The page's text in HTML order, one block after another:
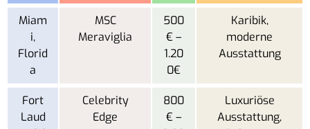
Miam
i,
Florid
a
MSC
Meraviglia
500
€ –
1.20
0€
Karibik,
moderne
Ausstattung
Fort
Laud
Celebrity
Edge
800
€ –
Luxuriöse
Ausstattung,